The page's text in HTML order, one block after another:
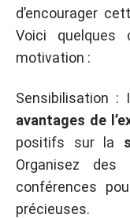
d’encourager
Voici quelques
motivation :
Sensibilisation :
avantages de
positifs sur la
Organisez
conférences
précieuses.